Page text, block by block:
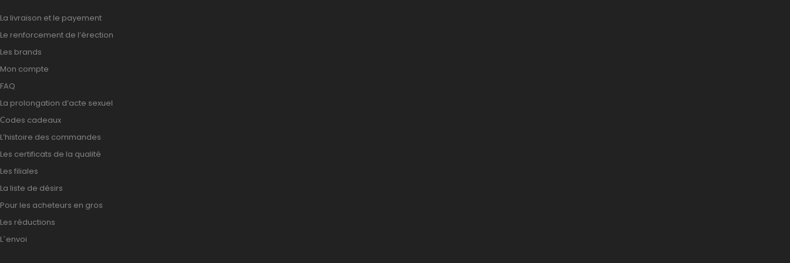
La livraison et le payement
Le renforcement de l’érection
Les brands
Mon compte
FAQ
La prolongation d’acte sexuel
Сodes cadeaux
L’histoire des commandes
Les certificats de la qualité
Les filiales
La liste de désirs
Pour les acheteurs en gros
Les réductions
L`envoi